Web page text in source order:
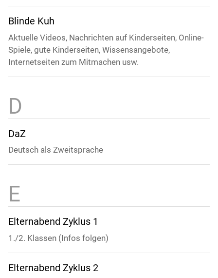
Blinde Kuh
Aktuelle Videos, Nachrichten auf Kinderseiten, Online-
Spiele, gute Kinderseiten, Wissensangebote,
Internetseiten zum Mitmachen usw.
DaZ
Deutsch als Zweitsprache
Elternabend Zyklus 1
1./2. Klassen (Infos folgen)
Elternabend Zyklus 2